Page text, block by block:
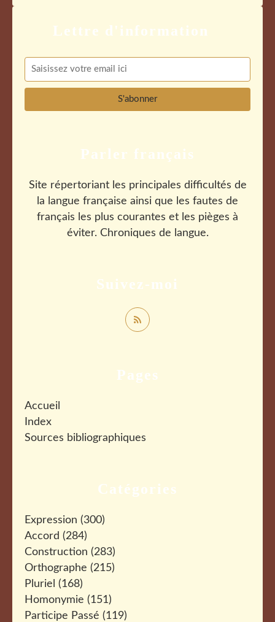
Catégories
Expression (300)
Accord (284)
Construction (283)
Orthographe (215)
Pluriel (168)
Homonymie (151)
Participe Passé (119)
Pages
Accueil
Index
Sources bibliographiques
Suivez-moi
Parler français
Site répertoriant les principales difficultés de
la langue française ainsi que les fautes de
français les plus courantes et les pièges à
éviter. Chroniques de langue.